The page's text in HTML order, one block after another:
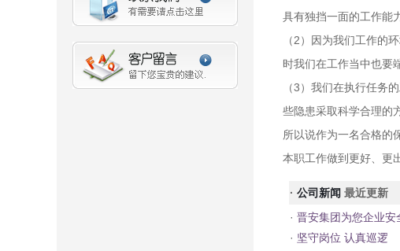
具有独挡一面的工作能
（2）因为我们工作的
时我们在工作当中也要
（3）我们在执行任务
些隐患采取科学合理的
所以说作为一名合格的
本职工作做到更好、更
· 公司新闻 最近更新
· 晋安集团为您企业安
· 坚守岗位 认真巡逻